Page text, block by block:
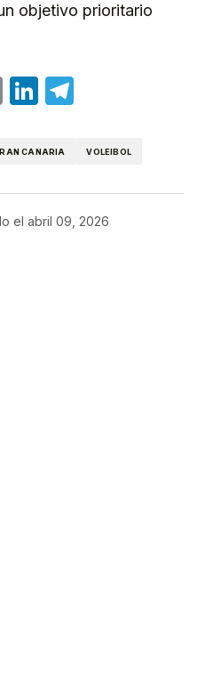
objetivo prioritario
CopyLinkedIn
CANARIA VOLEIBOL
el abril 09, 2026